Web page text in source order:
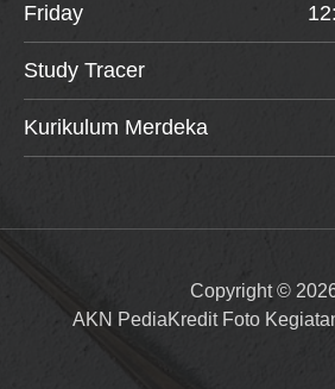
Friday
Study Tracer
Kurikulum Merdeka
Copyright ©
AKN PediaKredit Foto